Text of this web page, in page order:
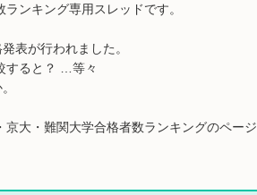
ンキング専用スレッドです。
表が行われました。
すると？ …等々
大・難関大学合格者数ランキングのペー